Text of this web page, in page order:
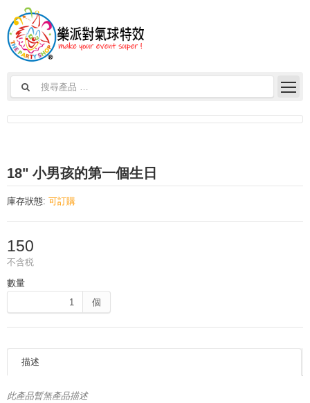
18" 小男孩的第一個生日
庫存狀態: 可訂購
150
不含税
數量
個
描述
此產品暫無產品描述